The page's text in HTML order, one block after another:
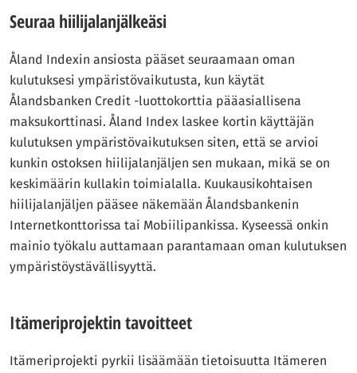
Seuraa hiilijalanjälkeäsi
Åland Indexin ansiosta pääset seuraamaan oman
kulutuksesi ympäristövaikutusta, kun käytät
Ålandsbanken Credit -luottokorttia pääasiallisena
maksukorttinasi. Åland Index laskee kortin käyttäjän
kulutuksen ympäristövaikutuksen siten, että se arvioi
kunkin ostoksen hiilijalanjäljen sen mukaan, mikä se on
keskimäärin kullakin toimialalla. Kuukausikohtaisen
hiilijalanjäljen pääsee näkemään Ålandsbankenin
Internetkonttorissa tai Mobiilipankissa. Kyseessä onkin
mainio työkalu auttamaan parantamaan oman kulutuksen
ympäristöystävällisyyttä.
Itämeriprojektin tavoitteet
Itämeriprojekti pyrkii lisäämään tietoisuutta Itämeren